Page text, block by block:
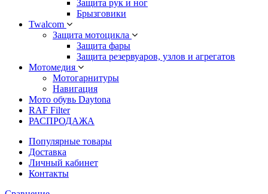
Защита рук и ног
Брызговики
Twalcom
Защита мотоцикла
Защита фары
Защита резервуаров, узлов и агрегатов
Мотомедия
Мотогарнитуры
Навигация
Мото обувь Daytona
RAF Filter
РАСПРОДАЖА
Популярные товары
Доставка
Личный кабинет
Контакты